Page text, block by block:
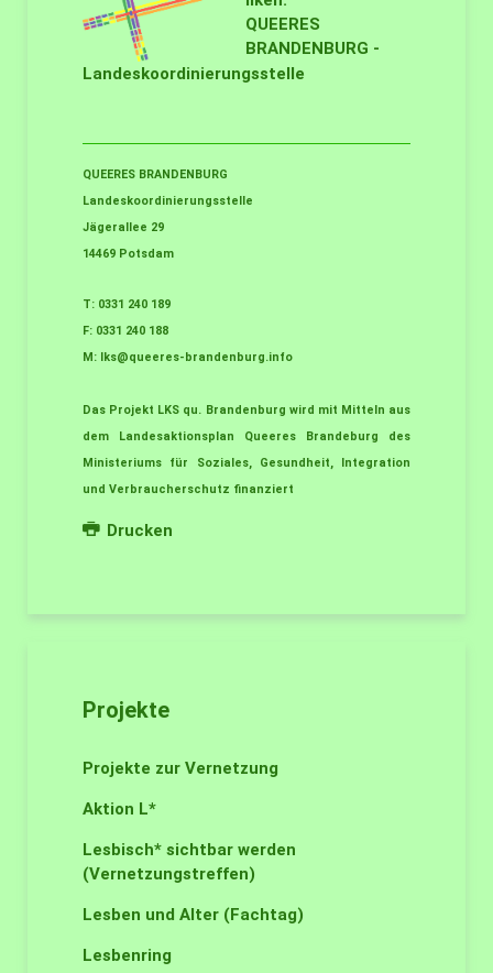
QUEERES
BRANDENBURG -
Landeskoordinierungsstelle
QUEERES BRANDENBURG
Landeskoordinierungsstelle
Jägerallee 29
14469 Potsdam
T: 0331 240 189
F: 0331 240 188
M:
lks@queeres-brandenburg.info
Das Projekt LKS qu. Brandenburg wird mit Mitteln aus
dem Landesaktionsplan Queeres Brandeburg des
Ministeriums für Soziales, Gesundheit, Integration
und Verbraucherschutz finanziert
Drucken
Projekte
Projekte zur Vernetzung
Aktion L*
Lesbisch* sichtbar werden
(Vernetzungstreffen)
Lesben und Alter (Fachtag)
Lesbenring